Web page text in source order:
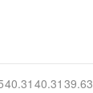
40.31 40.31 39.63